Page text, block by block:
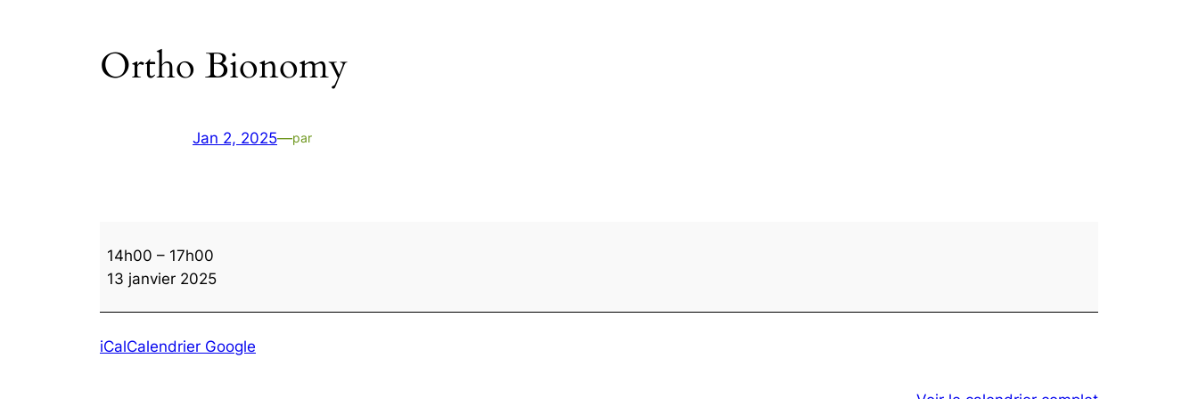
Ortho Bionomy
Jan 2, 2025—par
Bionomy
14h00 – 17h00
13 janvier 2025
iCalCalendrier Google